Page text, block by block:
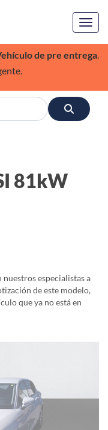
de pre entrega.
81kW
especialistas a
de este modelo,
que ya no está en